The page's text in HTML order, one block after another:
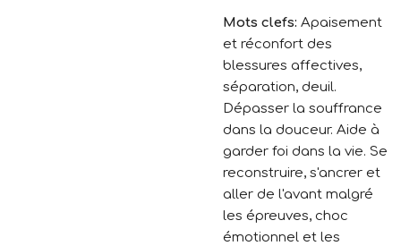
Mots clefs: Apaisement
et réconfort des
blessures affectives,
séparation, deuil.
Dépasser la souffrance
dans la douceur. Aide à
garder foi dans la vie. Se
reconstruire, s'ancrer et
aller de l'avant malgré
les épreuves, choc
émotionnel et les